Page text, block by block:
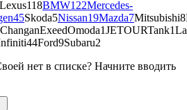
Lexus118BMW122Mercedes-
45Skoda5Nissan19Mazda7Mitsubishi8
ChanganExeedOmoda1JETOURTank1
44Ford9Subaru2
нет в списке? Начните вводить